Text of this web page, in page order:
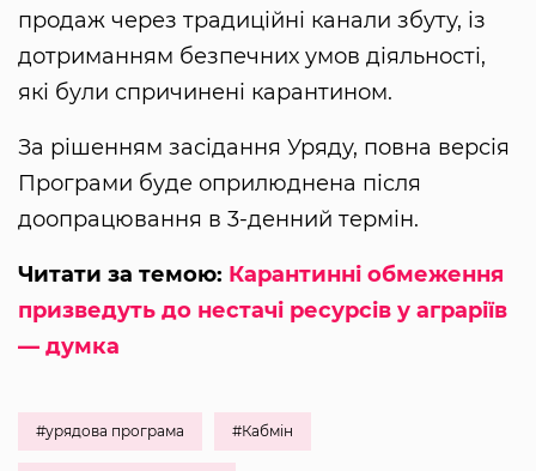
продаж через традиційні канали збуту, із
дотриманням безпечних умов діяльності,
які були спричинені карантином.
За рішенням засідання Уряду, повна версія
Програми буде оприлюднена після
доопрацювання в 3-денний термін.
Читати за темою: Карантинні обмеження
призведуть до нестачі ресурсів у аграріїв
— думка
#урядова програма #Кабмін